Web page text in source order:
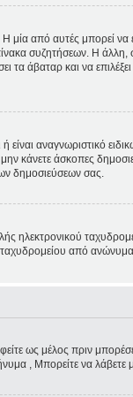
από αυτές μπορεί να
συζητήσεων. Η
τα άβαταρ και να
αναγνωριστικό
κάνετε άσκοπες
δημοσιεύσεων σας.
ταχυδρομείου από
ως μέλος πριν
, Μπορείτε να